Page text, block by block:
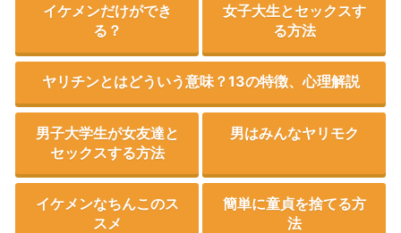
イケメンだけができ
る？
女子大生とセックスす
る方法
ヤリチンとはどういう意味？13の特徴、心理解説
男子大学生が女友達と
セックスする方法
男はみんなヤリモク
イケメンなちんこのス
スメ
簡単に童貞を捨てる方
法